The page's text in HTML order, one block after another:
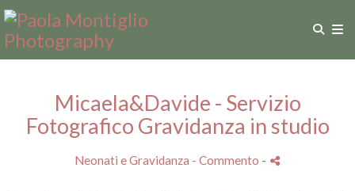
Micaela&Davide - Servizio
Fotografico Gravidanza in studio
Neonati e Gravidanza - Commento -